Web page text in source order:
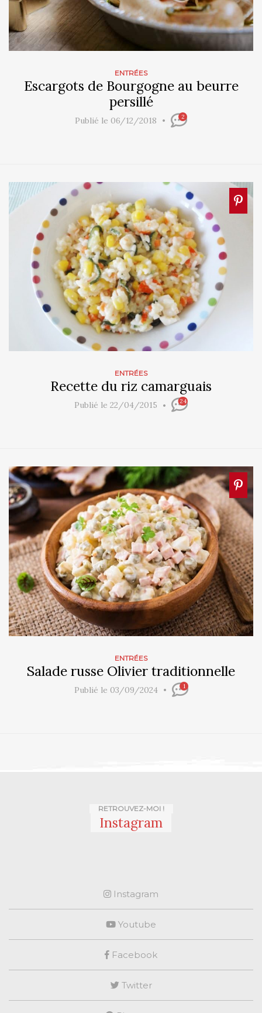
ENTRÉES
Escargots de Bourgogne au beurre
persillé
Publié le 06/12/2018 2
ENTRÉES
Recette du riz camarguais
Publié le 22/04/2015 24
ENTRÉES
Salade russe Olivier traditionnelle
Publié le 03/09/2024 1
RETROUVEZ-MOI !
Instagram
Instagram
Youtube
Facebook
Twitter